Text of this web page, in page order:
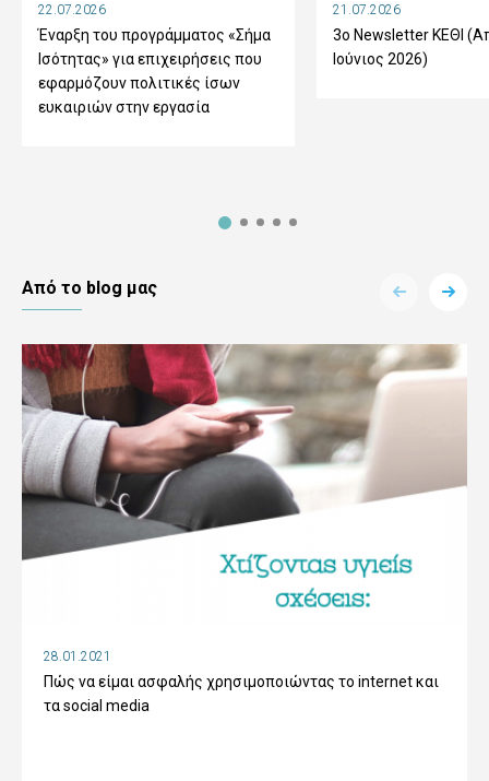
22.07.2026
Έναρξη του προγράμματος «Σήμα
Ισότητας» για επιχειρήσεις που
εφαρμόζουν πολιτικές ίσων
ευκαιριών στην εργασία
21.07.2026
3ο Newsletter ΚΕΘΙ
Ιούνιος 2026)
Aπό το blog μας
28.01.2021
Πώς να είμαι ασφαλής χρησιμοποιώντας το internet και
τα social media